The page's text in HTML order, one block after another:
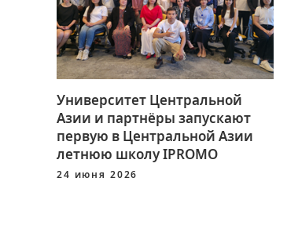
Университет Центральной
Азии и партнёры запускают
первую в Центральной Азии
летнюю школу IPROMO
24 июня 2026